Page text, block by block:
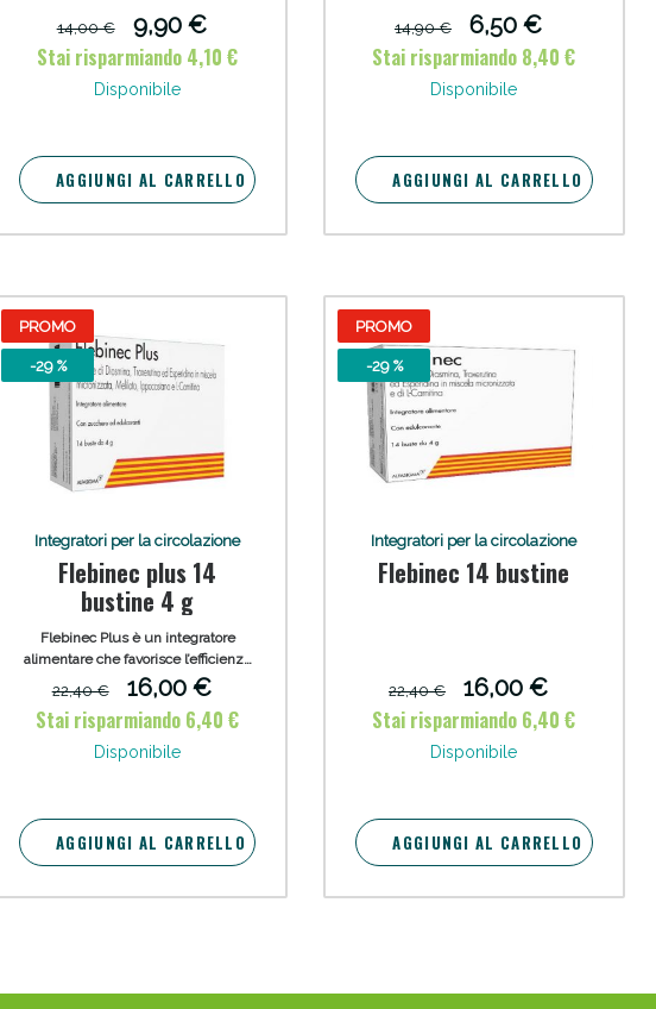
14,00 €
9,90 €
Stai risparmiando 4,10 €
Disponibile
AGGIUNGI AL CARRELLO
14,90 €
6,50 €
Stai risparmiando 8,40 €
Disponibile
AGGIUNGI AL CARRELLO
PROMO
-29 %
Integratori per la circolazione
Flebinec plus 14
bustine 4 g
Flebinec Plus è un integratore
alimentare che favorisce l’efficienza
microvascolare indicato per il
mantenimento della fisiologica
integrità dei vasi e per la funzionalità
della microcircolazione in caso di
gambe e caviglie gonfie, stanche e
22,40 €
16,00 €
Stai risparmiando 6,40 €
Disponibile
AGGIUNGI AL CARRELLO
PROMO
-29 %
Integratori per la circolazione
Flebinec 14 bustine
22,40 €
16,00 €
Stai risparmiando 6,40 €
Disponibile
AGGIUNGI AL CARRELLO
e Fanghi: Sconto fino al 40% valido oggi!
Sconto fino al 55% disponibile oggi!